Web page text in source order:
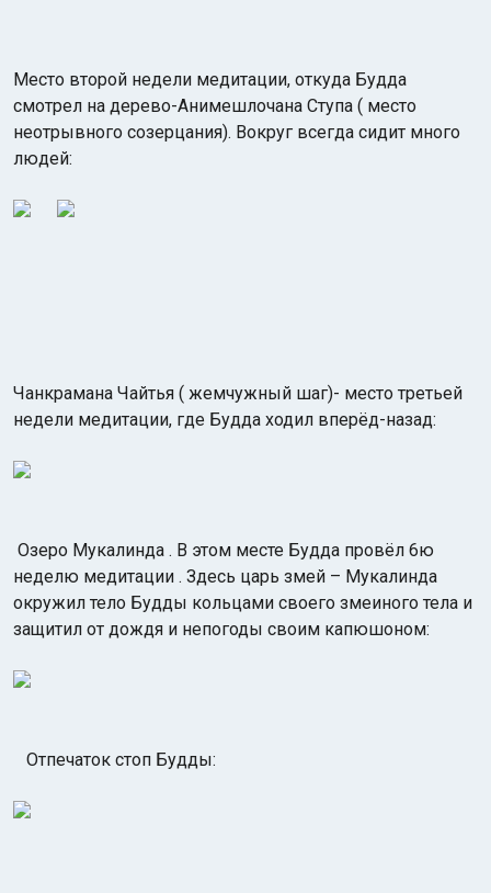
Место второй недели медитации, откуда Будда
смотрел на дерево-Анимешлочана Ступа ( место
неотрывного созерцания). Вокруг всегда сидит много
людей:
Чанкрамана Чайтья ( жемчужный шаг)- место третьей
недели медитации, где Будда ходил вперёд-назад:
Озеро Мукалинда . В этом месте Будда провёл 6ю
неделю медитации . Здесь царь змей – Мукалинда
окружил тело Будды кольцами своего змеиного тела и
защитил от дождя и непогоды своим капюшоном:
Отпечаток стоп Будды: